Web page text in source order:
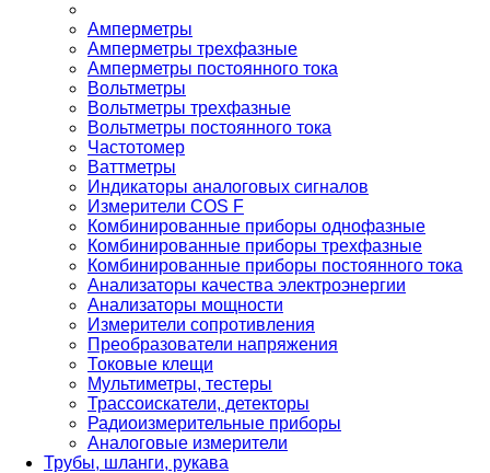
Амперметры
Амперметры трехфазные
Амперметры постоянного тока
Вольтметры
Вольтметры трехфазные
Вольтметры постоянного тока
Частотомер
Ваттметры
Индикаторы аналоговых сигналов
Измерители COS F
Комбинированные приборы однофазные
Комбинированные приборы трехфазные
Комбинированные приборы постоянного тока
Анализаторы качества электроэнергии
Анализаторы мощности
Измерители сопротивления
Преобразователи напряжения
Токовые клещи
Мультиметры, тестеры
Трассоискатели, детекторы
Радиоизмерительные приборы
Аналоговые измерители
Трубы, шланги, рукава